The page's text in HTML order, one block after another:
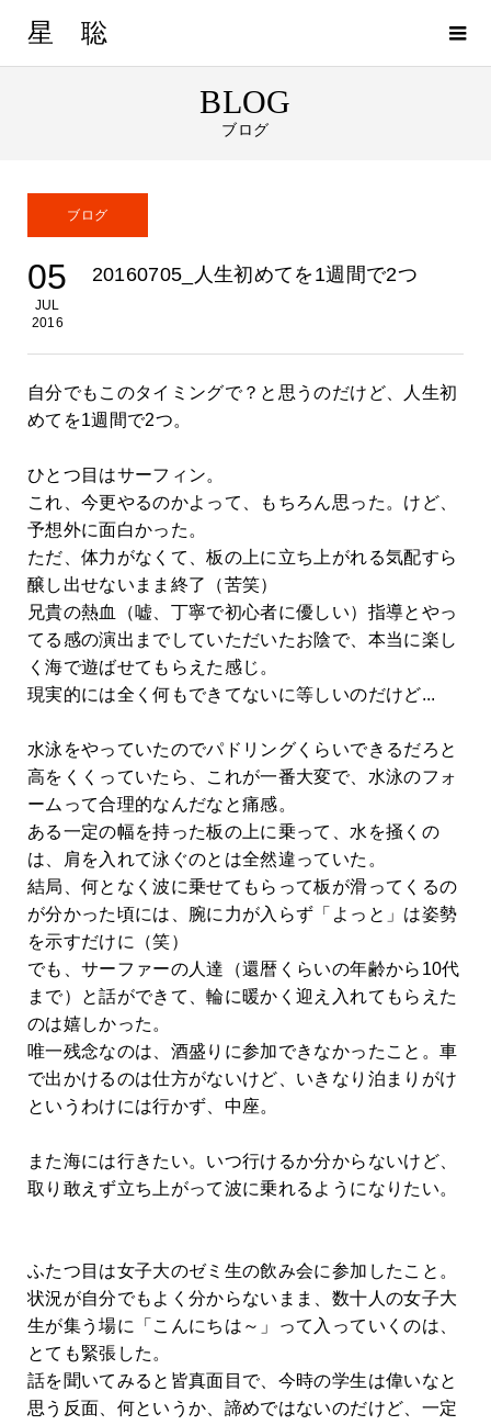
星 聡
BLOG
ブログ
ブログ
05
JUL
2016
20160705_人生初めてを1週間で2つ
自分でもこのタイミングで？と思うのだけど、人生初
めてを1週間で2つ。
ひとつ目はサーフィン。
これ、今更やるのかよって、もちろん思った。けど、
予想外に面白かった。
ただ、体力がなくて、板の上に立ち上がれる気配すら
醸し出せないまま終了（苦笑）
兄貴の熱血（嘘、丁寧で初心者に優しい）指導とやっ
てる感の演出までしていただいたお陰で、本当に楽し
く海で遊ばせてもらえた感じ。
現実的には全く何もできてないに等しいのだけど...
水泳をやっていたのでパドリングくらいできるだろと
高をくくっていたら、これが一番大変で、水泳のフォ
ームって合理的なんだなと痛感。
ある一定の幅を持った板の上に乗って、水を掻くの
は、肩を入れて泳ぐのとは全然違っていた。
結局、何となく波に乗せてもらって板が滑ってくるの
が分かった頃には、腕に力が入らず「よっと」は姿勢
を示すだけに（笑）
でも、サーファーの人達（還暦くらいの年齢から10代
まで）と話ができて、輪に暖かく迎え入れてもらえた
のは嬉しかった。
唯一残念なのは、酒盛りに参加できなかったこと。車
で出かけるのは仕方がないけど、いきなり泊まりがけ
というわけには行かず、中座。
また海には行きたい。いつ行けるか分からないけど、
取り敢えず立ち上がって波に乗れるようになりたい。
ふたつ目は女子大のゼミ生の飲み会に参加したこと。
状況が自分でもよく分からないまま、数十人の女子大
生が集う場に「こんにちは～」って入っていくのは、
とても緊張した。
話を聞いてみると皆真面目で、今時の学生は偉いなと
思う反面、何というか、諦めではないのだけど、一定